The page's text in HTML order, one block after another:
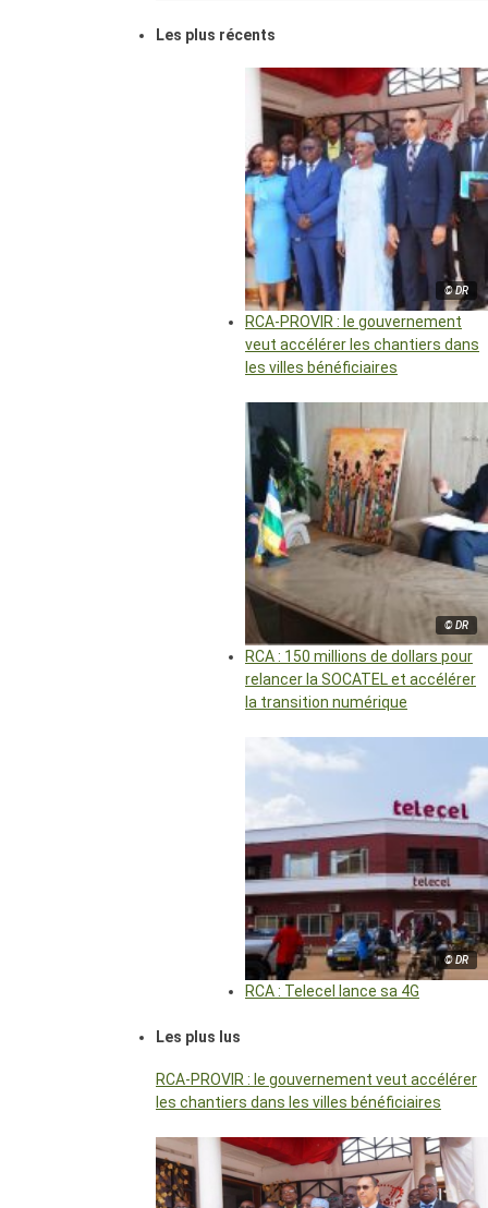
Les plus récents
© DR
RCA-PROVIR : le gouvernement
veut accélérer les chantiers dans
les villes bénéficiaires
© DR
RCA : 150 millions de dollars pour
relancer la SOCATEL et accélérer
la transition numérique
© DR
RCA : Telecel lance sa 4G
Les plus lus
RCA-PROVIR : le gouvernement veut accélérer
les chantiers dans les villes bénéficiaires